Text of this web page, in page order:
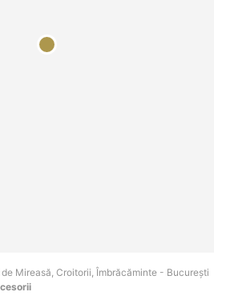
de Mireasă, Croitorii, Îmbrăcăminte - Bucureşti